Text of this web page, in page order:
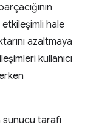
hale
azaltmaya
kullanıcı
sunucu tarafı